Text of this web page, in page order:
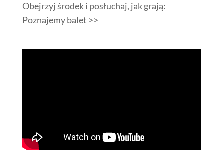
Obejrzyj środek i posłuchaj, jak grają:
Poznajemy balet >>